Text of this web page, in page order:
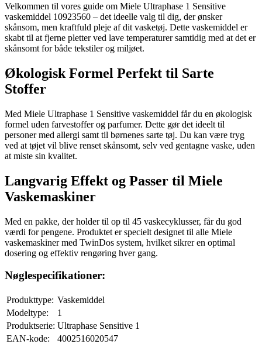
Velkommen til vores guide om Miele Ultraphase 1 Sensitive
vaskemiddel 10923560 – det ideelle valg til dig, der ønsker
skånsom, men kraftfuld pleje af dit vasketøj. Dette vaskemiddel er
skabt til at fjerne pletter ved lave temperaturer samtidig med at det er
skånsomt for både tekstiler og miljøet.
Økologisk Formel Perfekt til Sarte
Stoffer
Med Miele Ultraphase 1 Sensitive vaskemiddel får du en økologisk
formel uden farvestoffer og parfumer. Dette gør det ideelt til
personer med allergi samt til børnenes sarte tøj. Du kan være tryg
ved at tøjet vil blive renset skånsomt, selv ved gentagne vaske, uden
at miste sin kvalitet.
Langvarig Effekt og Passer til Miele
Vaskemaskiner
Med en pakke, der holder til op til 45 vaskecyklusser, får du god
værdi for pengene. Produktet er specielt designet til alle Miele
vaskemaskiner med TwinDos system, hvilket sikrer en optimal
dosering og effektiv rengøring hver gang.
Nøglespecifikationer:
Produkttype: Vaskemiddel
Modeltype:
1
Produktserie: Ultraphase Sensitive 1
EAN-kode:
4002516020547